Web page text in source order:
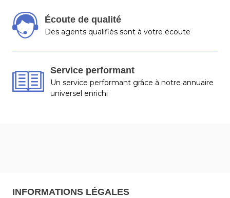
Écoute de qualité
Des agents qualifiés sont à votre écoute
Service performant
Un service performant grâce à notre annuaire
universel enrichi
INFORMATIONS LÉGALES